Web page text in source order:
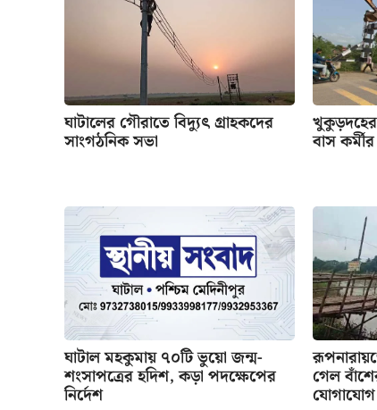
ঘাটালের গৌরাতে বিদ্যুৎ গ্রাহকদের
সাংগঠনিক সভা বাস কর্মীর
ঘাটাল মহকুমায় ৭০টি ভুয়ো জন্ম-
শংসাপত্রের হদিশ, কড়া পদক্ষেপের
নির্দেশ
গেল
যোগাযোগ